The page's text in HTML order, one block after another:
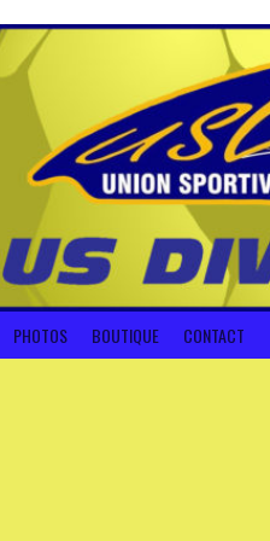
PHOTOS BOUTIQUE CONTACT